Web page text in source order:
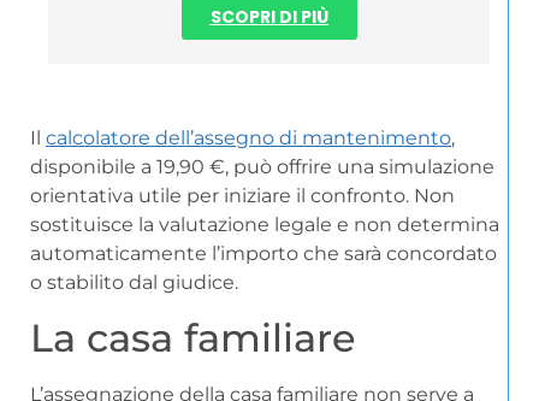
SCOPRI DI PIÙ
Il calcolatore dell’assegno di mantenimento,
disponibile a 19,90 €, può offrire una simulazione
orientativa utile per iniziare il confronto. Non
sostituisce la valutazione legale e non determina
automaticamente l’importo che sarà concordato
o stabilito dal giudice.
La casa familiare
L’assegnazione della casa familiare non serve a